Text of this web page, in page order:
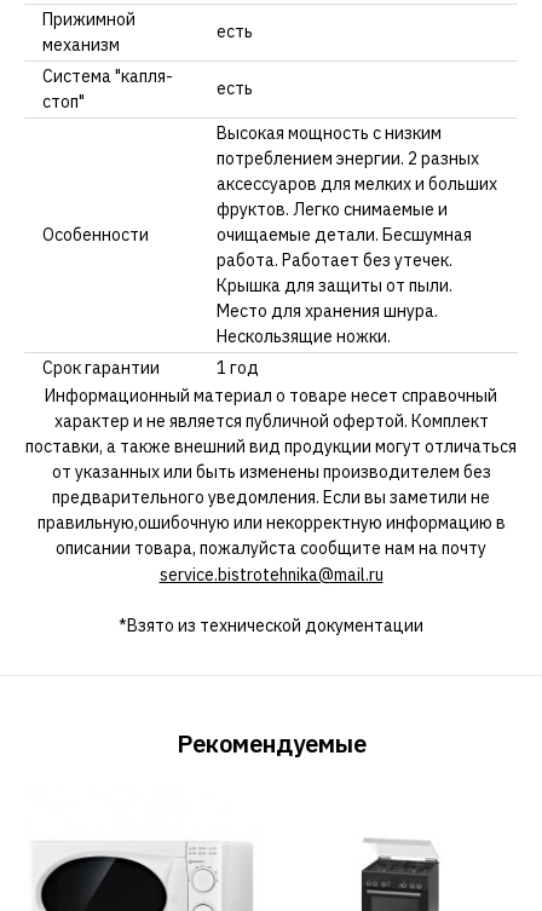
Прижимной
механизм
есть
Система "капля-
стоп"
есть
Особенности
Высокая мощность с низким
потреблением энергии. 2 разных
аксессуаров для мелких и больших
фруктов. Легко снимаемые и
очищаемые детали. Бесшумная
работа. Работает без утечек.
Крышка для защиты от пыли.
Место для хранения шнура.
Нескользящие ножки.
Срок гарантии
1 год
Информационный материал о товаре несет справочный
характер и не является публичной офертой. Комплект
поставки, а также внешний вид продукции могут отличаться
от указанных или быть изменены производителем без
предварительного уведомления. Если вы заметили не
правильную,ошибочную или некорректную информацию в
описании товара, пожалуйста сообщите нам на почту
service.bistrotehnika@mail.ru
*Взято из технической документации
Рекомендуемые